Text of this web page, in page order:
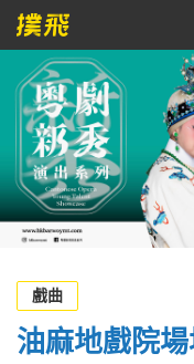
節目
主辦單位
關於撲飛
條款及細則
EN
戲曲
油麻地戲院